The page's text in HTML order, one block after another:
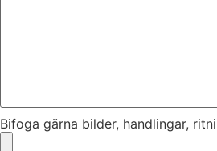
Bifoga gärna bilder, handlingar,